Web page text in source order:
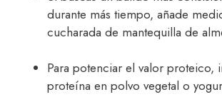
durante más tiempo, añade
cucharada de mantequilla de
Para potenciar el valor proteico,
proteína en polvo vegetal o